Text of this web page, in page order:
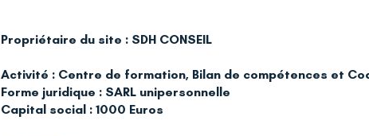
Propriétaire du site : SDH CONSEIL
Activité : Centre de formation, Bilan de compétences et
Forme juridique : SARL unipersonnelle
Capital social : 1000 Euros